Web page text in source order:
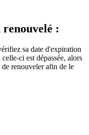
:
sa date d'expiration
ci est dépassée, alors
renouveler afin de le